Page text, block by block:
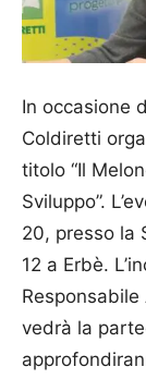
In occasione
Coldiretti
titolo “Il
Sviluppo”.
20, presso la
12 a Erbè.
vedrà la